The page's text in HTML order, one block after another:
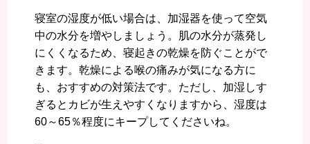
寝室の湿度が低い場合は、加湿器を使って空気
中の水分を増やしましょう。肌の水分が蒸発し
にくくなるため、寝起きの乾燥を防ぐことがで
きます。乾燥による喉の痛みが気になる方に
も、おすすめの対策法です。ただし、加湿しす
ぎるとカビが生えやすくなりますから、湿度は
60～65％程度にキープしてくださいね。